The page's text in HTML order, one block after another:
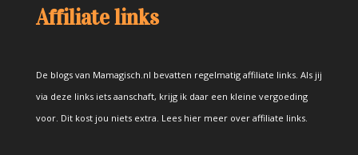
Affiliate links
De blogs van Mamagisch.nl bevatten regelmatig affiliate links. Als jij
via deze links iets aanschaft, krijg ik daar een kleine vergoeding
voor. Dit kost jou niets extra. Lees hier meer over affiliate links.